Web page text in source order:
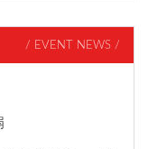
/ EVENT NEWS /